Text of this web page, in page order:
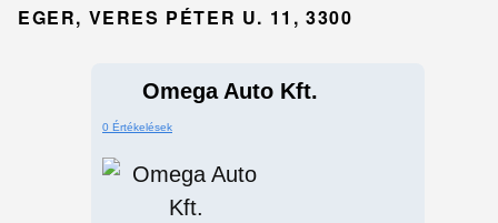
EGER, VERES PÉTER U. 11, 3300
Omega Auto Kft.
0 Értékelések